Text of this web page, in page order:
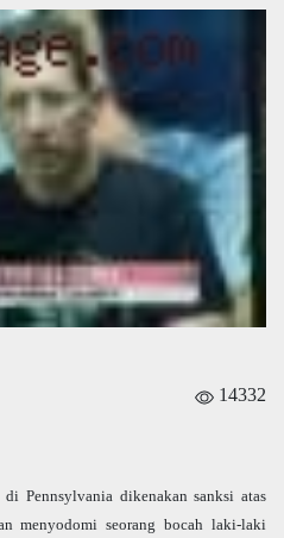
14332
Pennsylvania dikenakan sanksi atas
menyodomi seorang bocah laki-laki